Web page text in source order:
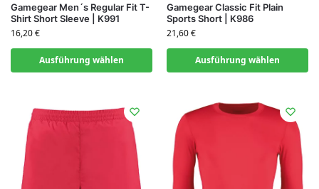
Gamegear Men´s Regular Fit T-
Shirt Short Sleeve | K991
16,20€
Ausführung wählen
Gamegear Classic Fit Plain
Sports Short | K986
21,60€
Ausführung wählen